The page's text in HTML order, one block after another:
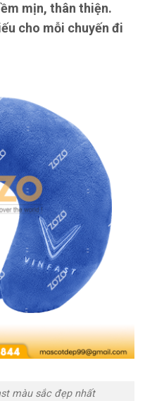
mịn, thân thiện.
cho mỗi chuyến đi
màu sắc đẹp nhất